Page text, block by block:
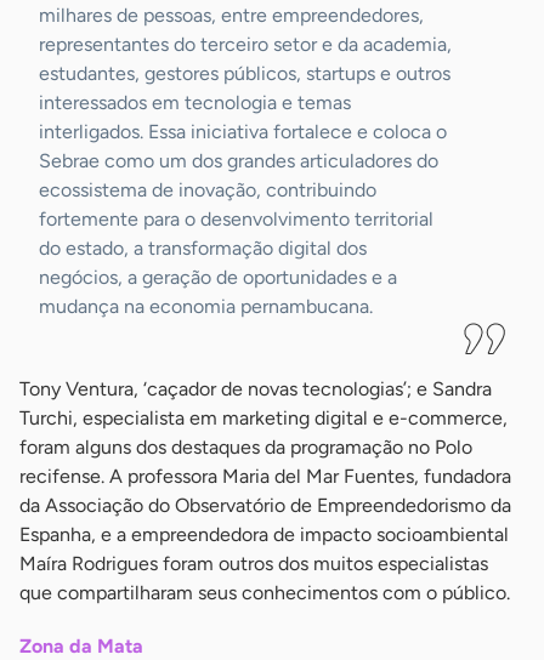
milhares de pessoas, entre empreendedores,
representantes do terceiro setor e da academia,
estudantes, gestores públicos, startups e outros
interessados em tecnologia e temas
interligados. Essa iniciativa fortalece e coloca o
Sebrae como um dos grandes articuladores do
ecossistema de inovação, contribuindo
fortemente para o desenvolvimento territorial
do estado, a transformação digital dos
negócios, a geração de oportunidades e a
mudança na economia pernambucana.
Tony Ventura, ‘caçador de novas tecnologias’; e Sandra
Turchi, especialista em marketing digital e e-commerce,
foram alguns dos destaques da programação no Polo
recifense. A professora Maria del Mar Fuentes, fundadora
da Associação do Observatório de Empreendedorismo da
Espanha, e a empreendedora de impacto socioambiental
Maíra Rodrigues foram outros dos muitos especialistas
que compartilharam seus conhecimentos com o público.
Zona da Mata